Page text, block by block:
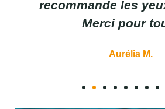
recommande les
Merci pour
Aurélia M.